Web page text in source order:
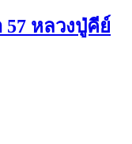
57 หลวงปู่คีย์